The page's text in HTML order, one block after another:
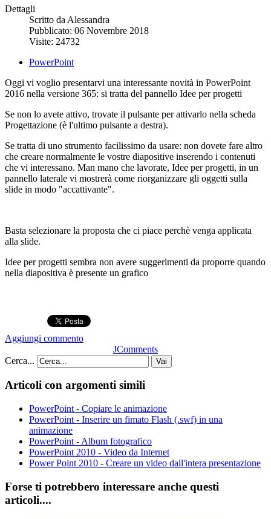
Dettagli
Scritto da Alessandra
Pubblicato: 06 Novembre 2018
Visite: 24732
PowerPoint
Oggi vi voglio presentarvi una interessante novità in PowerPoint
2016 nella versione 365: si tratta del pannello Idee per progetti
Se non lo avete attivo, trovate il pulsante per attivarlo nella scheda
Progettazione (è l'ultimo pulsante a destra).
Se tratta di uno strumento facilissimo da usare: non dovete fare altro
che creare normalmente le vostre diapositive inserendo i contenuti
che vi interessano. Man mano che lavorate, Idee per progetti, in un
pannello laterale vi mostrerà come riorganizzare gli oggetti sulla
slide in modo "accattivante".
Basta selezionare la proposta che ci piace perchè venga applicata
alla slide.
Idee per progetti sembra non avere suggerimenti da proporre quando
nella diapositiva è presente un grafico
Aggiungi commento
JComments
Cerca...
Vai
Articoli con argomenti simili
PowerPoint - Copiare le animazione
PowerPoint - Inserire un fimato Flash (.swf) in una
animazione
PowerPoint - Album fotografico
PowerPoint 2010 - Video da Internet
Power Point 2010 - Creare un video dall'intera presentazione
Forse ti potrebbero interessare anche questi
articoli....